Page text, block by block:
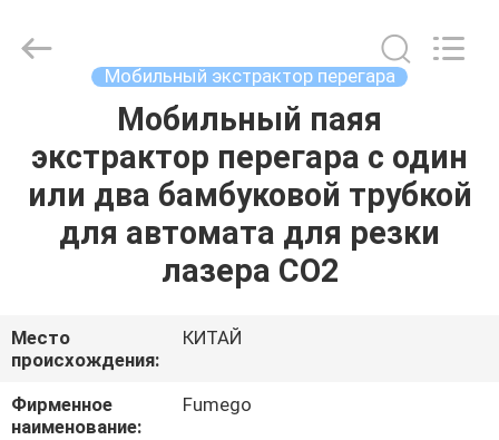
ПРОДУКТЫ
ПУТЕШЕСТВИЕ
ФАБРИКИ
Rights
Мобильный экстрактор перегара
Мобильный паяя
экстрактор перегара с один
или два бамбуковой трубкой
для автомата для резки
лазера СО2
Место
происхождения:
КИТАЙ
Фирменное
наименование:
Fumego